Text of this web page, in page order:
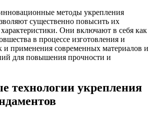
методы укрепления
существенно повысить их
Они включают в себя как
в процессе изготовления и
и применения современных материалов и
для повышения прочности и
технологии укрепления